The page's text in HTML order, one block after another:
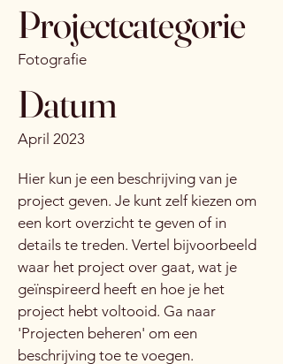
Projectcategorie
Fotografie
Datum
April 2023
Hier kun je een beschrijving van je
project geven. Je kunt zelf kiezen om
een kort overzicht te geven of in
details te treden. Vertel bijvoorbeeld
waar het project over gaat, wat je
geïnspireerd heeft en hoe je het
project hebt voltooid. Ga naar
'Projecten beheren' om een
beschrijving toe te voegen.